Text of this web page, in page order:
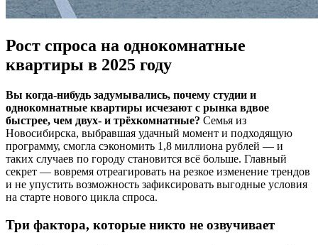
Рост спроса на однокомнатные
квартиры в 2025 году
Вы когда-нибудь задумывались, почему студии и
однокомнатные квартиры исчезают с рынка вдвое
быстрее, чем двух- и трёхкомнатные? Семья из
Новосибирска, выбравшая удачный момент и подходящую
программу, смогла сэкономить 1,8 миллиона рублей — и
таких случаев по городу становится всё больше. Главный
секрет — вовремя отреагировать на резкое изменение трендов
и не упустить возможность зафиксировать выгодные условия
на старте нового цикла спроса.
Три фактора, которые никто не озвучивает